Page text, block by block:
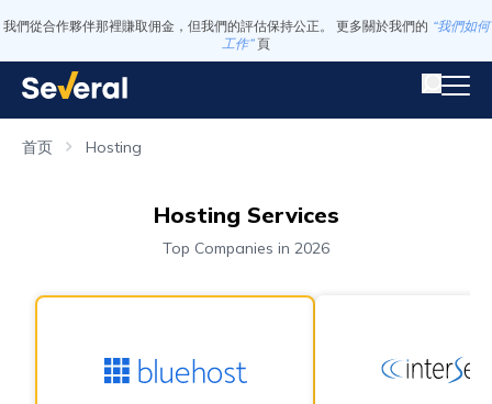
我們從合作夥伴那裡賺取佣金，但我們的評估保持公正。 更多關於我們的 “我們如何
工作” 頁
首页 Hosting
Hosting Services
Top Companies in 2026